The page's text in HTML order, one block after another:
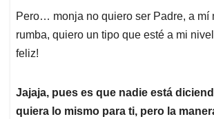
Pero… monja no quiero ser Padre, a mí
rumba, quiero un tipo que esté a mi
feliz!
Jajaja, pues es que nadie está
quiera lo mismo para ti, pero la